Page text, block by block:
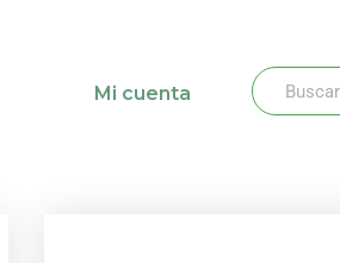
Mi cuenta
Buscar
Buscar